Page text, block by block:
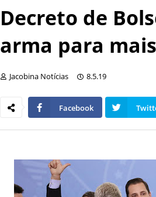
Decreto de
arma para
Jacobina Notícias 8.5.19
Facebook